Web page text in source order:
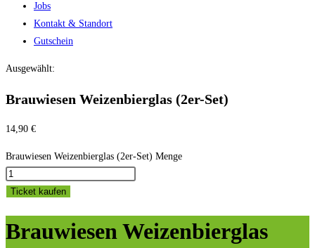
Jobs
Kontakt & Standort
Gutschein
Ausgewählt:
Brauwiesen Weizenbierglas (2er-Set)
14,90 €
Brauwiesen Weizenbierglas (2er-Set) Menge
Ticket kaufen
Brauwiesen Weizenbierglas